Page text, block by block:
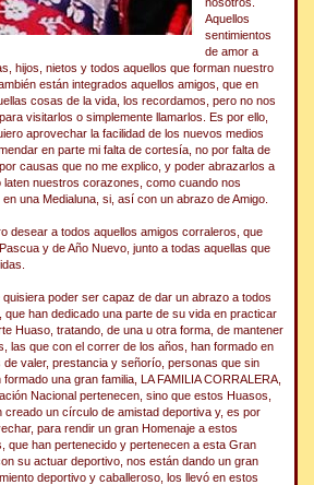
Aquellos
sentimientos
de amor a
hijos, nietos y todos aquellos que forman nuestro
están integrados aquellos amigos, que en
cosas de la vida, los recordamos, pero no nos
visitarlos o simplemente llamarlos. Es por ello,
aprovechar la facilidad de los nuevos medios
en parte mi falta de cortesía, no por falta de
causas que no me explico, y poder abrazarlos a
laten nuestros corazones, como cuando nos
una Medialuna, si, así con un abrazo de Amigo.
desear a todos aquellos amigos corraleros, que
y de Año Nuevo, junto a todas aquellas que
poder ser capaz de dar un abrazo a todos
han dedicado una parte de su vida en practicar
Huaso, tratando, de una u otra forma, de mantener
las que con el correr de los años, han formado en
valer, prestancia y señorío, personas que sin
una gran familia, LA FAMILIA CORRALERA,
Nacional pertenecen, sino que estos Huasos,
creado un círculo de amistad deportiva y, es por
para rendir un gran Homenaje a estos
que han pertenecido y pertenecen a esta Gran
su actuar deportivo, nos están dando un gran
deportivo y caballeroso, los llevó en estos